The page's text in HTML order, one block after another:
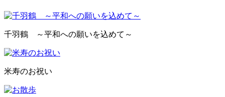
千羽鶴 ～平和への願いを込めて～
米寿のお祝い